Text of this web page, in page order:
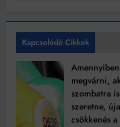
Kapcsolódó Cikkek
megvárni,
szombatra
szeretne,
csökkenés